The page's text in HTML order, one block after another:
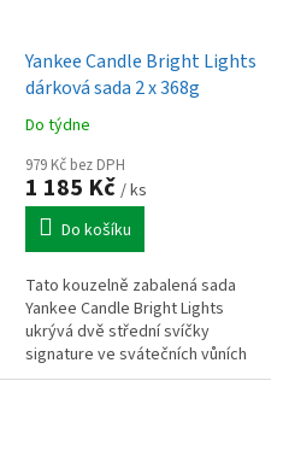
Yankee Candle Bright Lights
dárková sada 2 x 368g
Do týdne
979 Kč bez DPH
1 185 Kč / ks
Do košíku
Tato kouzelně zabalená sada
Yankee Candle Bright Lights
ukrývá dvě střední svíčky
signature ve svátečních vůních
Christmas Eve a White Spruce &